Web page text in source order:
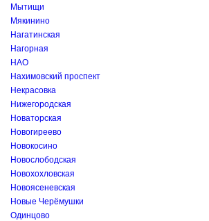
Мытищи
Мякинино
Нагатинская
Нагорная
НАО
Нахимовский проспект
Некрасовка
Нижегородская
Новаторская
Новогиреево
Новокосино
Новослободская
Новохохловская
Новоясеневская
Новые Черёмушки
Одинцово